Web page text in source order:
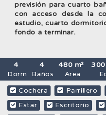
previsión para cuarto
con acceso desde la
estudio, cuarto
fondo a terminar.
4
Dorm
4
Baños
480 m²
Area
Cochera
Parrillero
Estar
Escritorio